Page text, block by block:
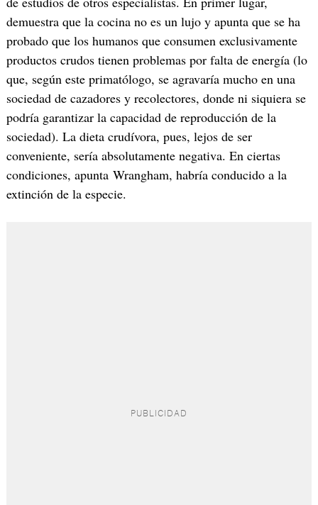
demuestra que la cocina no es un lujo y apunta que se ha
probado que los humanos que consumen exclusivamente
productos crudos tienen problemas por falta de energía (lo
que, según este primatólogo, se agravaría mucho en una
sociedad de cazadores y recolectores, donde ni siquiera se
podría garantizar la capacidad de reproducción de la
sociedad). La dieta crudívora, pues, lejos de ser
conveniente, sería absolutamente negativa. En ciertas
condiciones, apunta Wrangham, habría conducido a la
extinción de la especie.